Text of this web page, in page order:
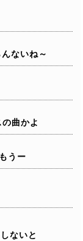
ないね～
曲かよ
うー
ないと